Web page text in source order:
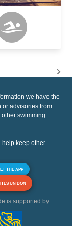
we have the
or advisories from
swimming
help keep other
THE APP
UN DON
is supported by